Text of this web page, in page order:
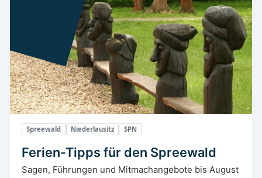
Spreewald Niederlausitz SPN
Ferien-Tipps für den Spreewald
Sagen, Führungen und Mitmachangebote bis August